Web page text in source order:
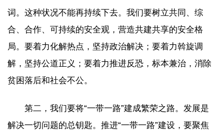
词。这种状况不能再持续下去。我们要树立共同、综
合、合作、可持续的安全观，营造共建共享的安全格
局。要着力化解热点，坚持政治解决；要着力斡旋调
解，坚持公道正义；要着力推进反恐，标本兼治，消除
贫困落后和社会不公。
第二，我们要将“一带一路”建成繁荣之路。发展是
解决一切问题的总钥匙。推进“一带一路”建设，要聚焦